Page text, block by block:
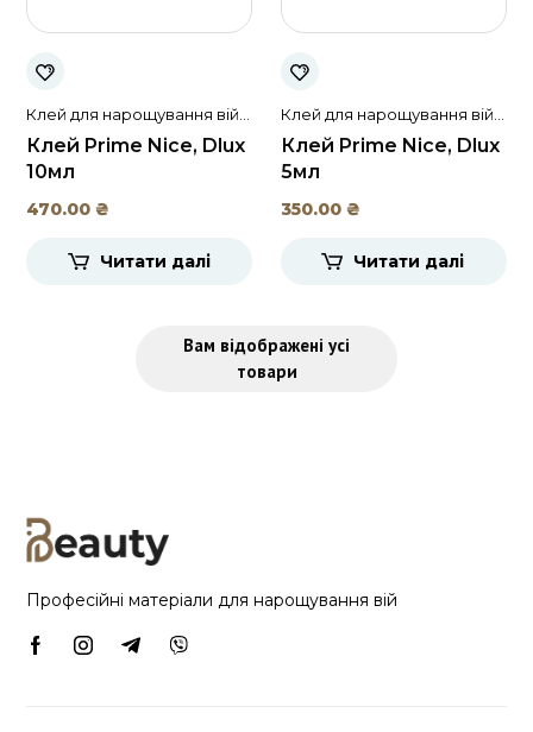
Клей для нарощування вій і
брів
Клей Prime Nice, Dlux
10мл
470.00₴
Читати далі
Клей для нарощування вій і
брів
Клей Prime Nice, Dlux
5мл
350.00 ₴
Читати далі
Вам відображені усі
товари
Професійні матеріали для нарощування вій